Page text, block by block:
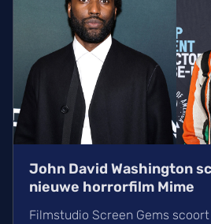
John David Washington
nieuwe horrorfilm Mime
Filmstudio Screen Gems